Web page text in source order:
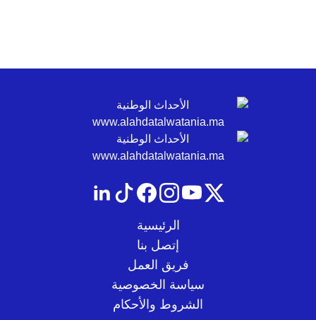
الرئيسية
إتصل بنا
فريق العمل
سياسة الخصوصية
الشروط والأحكام